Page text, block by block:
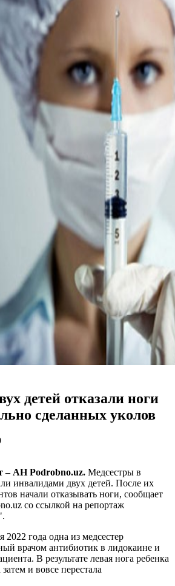
детей отказали ноги
сделанных уколов
– АН Podrobno.uz. Медсестры в
инвалидами двух детей. После их
начали отказывать ноги, сообщает
со ссылкой на репортаж
2022 года одна из медсестер
врачом антибиотик в лидокаине и
В результате левая нога ребенка
и вовсе перестала